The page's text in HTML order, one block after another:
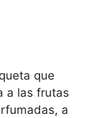
que
a las frutas
a